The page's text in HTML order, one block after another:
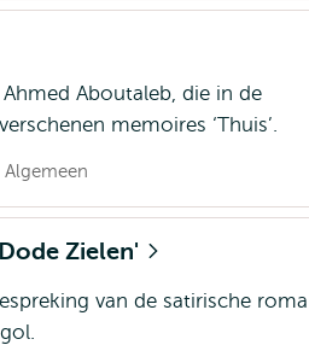
Aboutaleb, die in de
memoires ‘Thuis’.
Algemeen
Zielen'
van de satirische